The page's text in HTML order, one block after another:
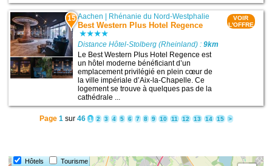
15 Aachen Rhénanie du Nord-Westphalie
Best Western Plus Hotel Regence
Distance Hôtel-Stolberg (Rheinland) :9km
Le Best Western Plus Hotel Regence est
un hôtel moderne bénéficiant d’un
emplacement privilégié en plein cœur de
la ville impériale d’Aix-la-Chapelle. Ce
logement se trouve à quelques pas de la
cathédrale ...
VOIR
L'OFFRE
Page 1sur 46 1 2 3 4 5 6 7 8 9 10 11 12 13 14 15 >
Hôtels Tourisme